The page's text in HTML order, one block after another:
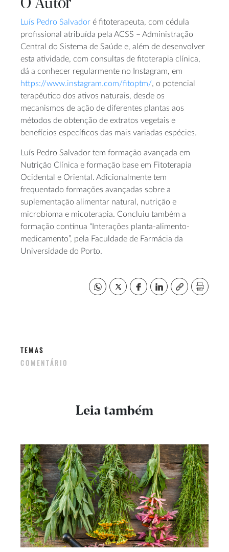
O Autor
Luís Pedro Salvador é fitoterapeuta, com cédula
profissional atribuída pela ACSS – Administração
Central do Sistema de Saúde e, além de desenvolver
esta atividade, com consultas de fitoterapia clínica,
dá a conhecer regularmente no Instagram, em
https://www.instagram.com/fitoptm/, o potencial
terapêutico dos ativos naturais, desde os
mecanismos de ação de diferentes plantas aos
métodos de obtenção de extratos vegetais e
benefícios específicos das mais variadas espécies.
Luís Pedro Salvador tem formação avançada em
Nutrição Clínica e formação base em Fitoterapia
Ocidental e Oriental. Adicionalmente tem
frequentado formações avançadas sobre a
suplementação alimentar natural, nutrição e
microbioma e micoterapia. Concluiu também a
formação contínua “Interações planta-alimento-
medicamento”, pela Faculdade de Farmácia da
Universidade do Porto.
TEMAS
COMENTÁRIO
Leia também